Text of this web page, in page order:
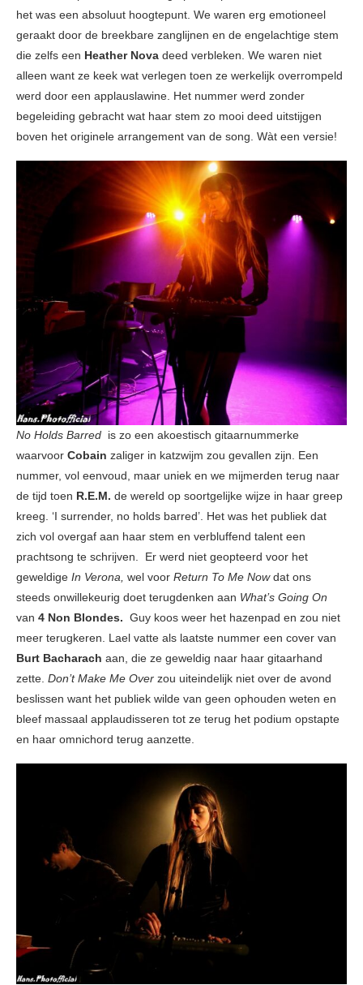
het was een absoluut hoogtepunt. We waren erg emotioneel
geraakt door de breekbare zanglijnen en de engelachtige stem
die zelfs een Heather Nova deed verbleken. We waren niet
alleen want ze keek wat verlegen toen ze werkelijk overrompeld
werd door een applauslawine. Het nummer werd zonder
begeleiding gebracht wat haar stem zo mooi deed uitstijgen
boven het originele arrangement van de song. Wàt een versie!
No Holds Barred is zo een akoestisch gitaarnummerke
waarvoor Cobain zaliger in katzwijm zou gevallen zijn. Een
nummer, vol eenvoud, maar uniek en we mijmerden terug naar
de tijd toen R.E.M. de wereld op soortgelijke wijze in haar greep
kreeg. ‘I surrender, no holds barred’. Het was het publiek dat
zich vol overgaf aan haar stem en verbluffend talent een
prachtsong te schrijven. Er werd niet geopteerd voor het
geweldige In Verona, wel voor Return To Me Nowdat ons
steeds onwillekeurig doet terugdenken aan What’s Going On
van 4 Non Blondes. Guy koos weer het hazenpad en zou niet
meer terugkeren. Lael vatte als laatste nummer een cover van
Burt Bacharach aan, die ze geweldig naar haar gitaarhand
zette. Don’t Make Me Over zou uiteindelijk niet over de avond
beslissen want het publiek wilde van geen ophouden weten en
bleef massaal applaudisseren tot ze terug het podium opstapte
en haar omnichord terug aanzette.